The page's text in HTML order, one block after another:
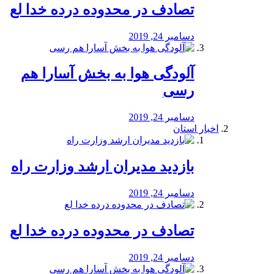
تصادف در محدوده درده خدا لع
دسامبر 24, 2019
آلودگی هوا به بخش آسارا هم
رسی
دسامبر 24, 2019
اخبار استان
بازدید مدیران ارشد وزارت راه
دسامبر 24, 2019
تصادف در محدوده درده خدا لع
دسامبر 24, 2019